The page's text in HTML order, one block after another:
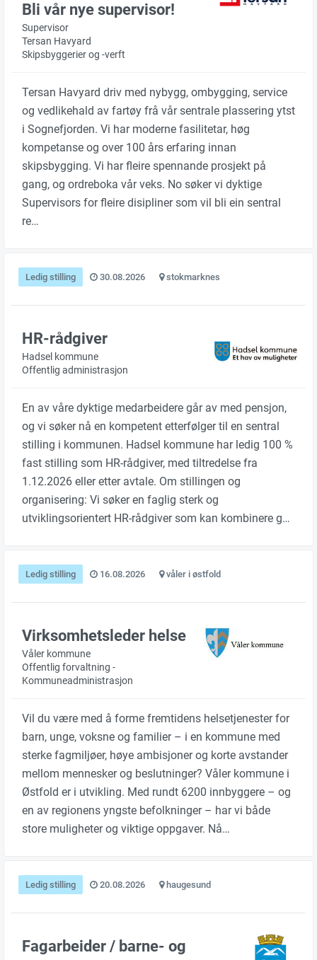
Bli vår nye supervisor!
Supervisor
Tersan Havyard
Skipsbyggerier og -verft
Tersan Havyard driv med nybygg, ombygging, service
og vedlikehald av fartøy frå vår sentrale plassering ytst
i Sognefjorden. Vi har moderne fasilitetar, høg
kompetanse og over 100 års erfaring innan
skipsbygging. Vi har fleire spennande prosjekt på
gang, og ordreboka vår veks. No søker vi dyktige
Supervisors for fleire disipliner som vil bli ein sentral
re…
Ledig stilling 30.08.2026 stokmarknes
HR-rådgiver
Hadsel kommune
Offentlig administrasjon
En av våre dyktige medarbeidere går av med pensjon,
og vi søker nå en kompetent etterfølger til en sentral
stilling i kommunen. Hadsel kommune har ledig 100 %
fast stilling som HR-rådgiver, med tiltredelse fra
1.12.2026 eller etter avtale. Om stillingen og
organisering: Vi søker en faglig sterk og
utviklingsorientert HR-rådgiver som kan kombinere g…
Ledig stilling 16.08.2026 våler i østfold
Virksomhetsleder helse
Våler kommune
Offentlig forvaltning -
Kommuneadministrasjon
Vil du være med å forme fremtidens helsetjenester for
barn, unge, voksne og familier – i en kommune med
sterke fagmiljøer, høye ambisjoner og korte avstander
mellom mennesker og beslutninger? Våler kommune i
Østfold er i utvikling. Med rundt 6200 innbyggere – og
en av regionens yngste befolkninger – har vi både
store muligheter og viktige oppgaver. Nå…
Ledig stilling 20.08.2026 haugesund
Fagarbeider / barne- og